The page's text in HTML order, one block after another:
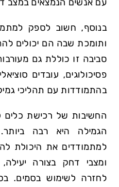
בנוסף, חשוב לספק
ותומכת שבה הם יכולים
סביבה זו כוללת גם
פסיכולוגים, עובדים
בהתמודדות עם תהליכי
החשיבות של רכישת כלים
הגמילה היא רבה
למתמודדים את היכולת
ומצבי דחק בצורה
לחזרה לשימוש בסמים.